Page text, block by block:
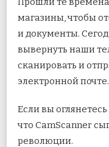
магазины, чтобы
и документы.
вывернуть наши
сканировать и
электронной почте.
Если вы
что CamScanner
революции.